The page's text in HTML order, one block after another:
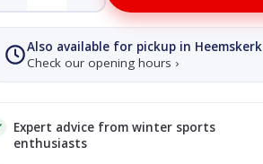
Also available for pickup in Heemskerk
Check our opening hours ›
Expert advice from winter sports
enthusiasts